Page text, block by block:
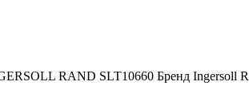
RAND SLT10660 Бренд